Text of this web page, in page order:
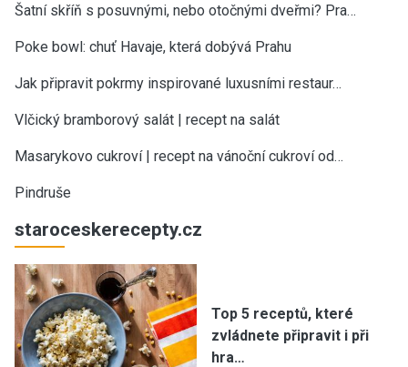
Šatní skříň s posuvnými, nebo otočnými dveřmi? Pra…
Poke bowl: chuť Havaje, která dobývá Prahu
Jak připravit pokrmy inspirované luxusními restaur…
Vlčický bramborový salát | recept na salát
Masarykovo cukroví | recept na vánoční cukroví od…
Pindruše
staroceskerecepty.cz
Top 5 receptů, které
zvládnete připravit i při
hra…